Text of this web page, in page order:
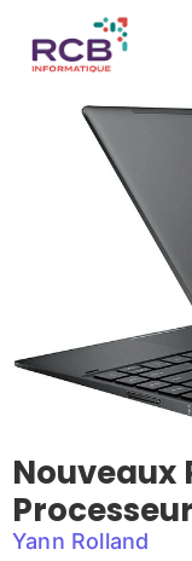
Nouveaux
Yann Rolland